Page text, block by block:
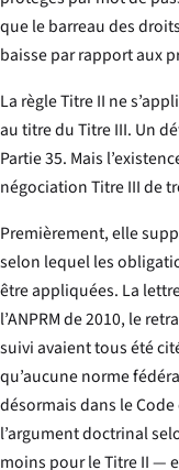
que le barreau des
baisse par rapport aux
La règle Titre II ne
au titre du Titre III. Un
Partie 35. Mais
négociation Titre III de
Premièrement, elle
selon lequel les
être appliquées. La
l’ANPRM de 2010, le
suivi avaient tous été
qu’aucune norme
désormais dans le
l’argument doctrinal
moins pour le Titre II —